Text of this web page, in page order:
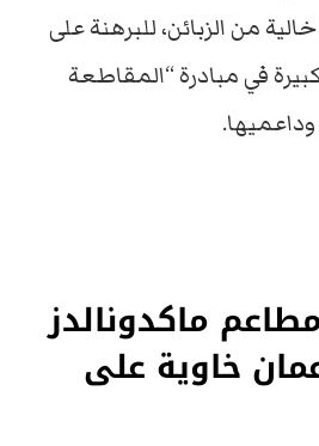
من الزبائن، للبرهنة على
في مبادرة “المقاطعة
وداعميها.
ماكدونالدز
خاوية على